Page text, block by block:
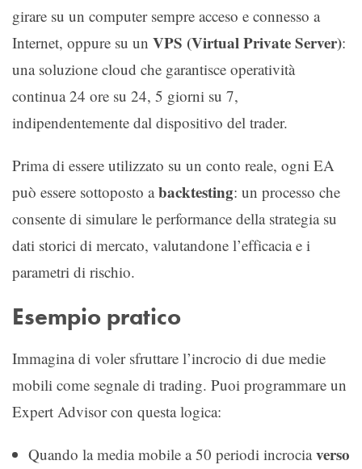
girare su un computer sempre acceso e connesso a
Internet, oppure su un VPS (Virtual Private Server):
una soluzione cloud che garantisce operatività
continua 24 ore su 24, 5 giorni su 7,
indipendentemente dal dispositivo del trader.
Prima di essere utilizzato su un conto reale, ogni EA
può essere sottoposto abacktesting: un processo che
consente di simulare le performance della strategia su
dati storici di mercato, valutandone l’efficacia e i
parametri di rischio.
Esempio pratico
Immagina di voler sfruttare l’incrocio di due medie
mobili come segnale di trading. Puoi programmare un
Expert Advisor con questa logica:
Quando la media mobile a 50 periodi incrociaverso